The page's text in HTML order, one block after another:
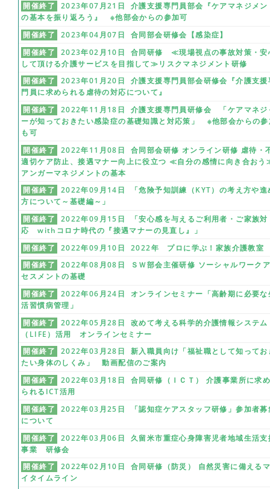
開催終了
2023年07月21日 介護支援専門員部会『ケアマネジメン
の基本を振り返ろう』 ※他部会からの参加可
開催終了
2023年04月07日 合同部会研修会【感染症】
開催終了
2023年02月10日 合同研修 ≪現場視点の事故対策・安
して頂ける介護サービスを目指して≫リスクマネジメント研修
開催終了
2023年01月20日 介護支援専門員部会研修会『介護支援
門員に求められる虐待の対応について』
開催終了
2022年11月18日 介護支援専門員研修会 「ケアマネジ
ーが知っておきたい感染症の基礎知識と対応策」 ※他部会からの
も可
開催終了
2022年11月08日 合同部会研修 オンライン研修 虐待・
適切ケア防止、接遇マナー向上に役立つ ≪自分の感情に向き合お
アンガーマネジメントの基本
開催終了
2022年09月14日 「危険予知訓練（KYT）の考え方や進
方について～基礎編～」
開催終了
2022年09月15日 「安心感を与えるご利用者・ご家族対
応 withコロナ時代の『接遇マナーの見直し』」
開催終了
2022年09月10日 2022年 プロに学ぶ！家族介護教室
開催終了
2022年08月08日 ＳＷ部会主催研修 ソーシャルワーク
セスメントの基礎
開催終了
2022年06月24日 オンラインセミナー「高齢期に必要な
活習慣病管理」
開催終了
2022年05月28日 改めて考える科学的介護情報システム
（LIFE）活用 オンラインセミナー
開催終了
2022年03月28日 新入職員向け「福祉職として知ってお
たい身体のしくみ」 動画配信のご案内
開催終了
2022年03月18日 合同研修（ＩＣＴ） 介護事業所に求
られるICT活用
開催終了
2022年03月25日 「認知症ケアスタッフ研修」参加者募
について
開催終了
2022年03月06日 久留米市重症心身障害児者地域生活支
事業 研修会
開催終了
2022年02月10日 合同研修（防災） 自然災害に備える
イタイムライン